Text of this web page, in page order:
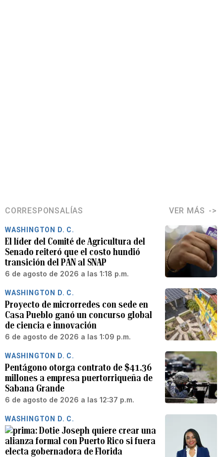
CORRESPONSALÍAS VER MÁS
WASHINGTON D. C.
El líder del Comité de Agricultura del
Senado reiteró que el costo hundió
transición del PAN al SNAP
6 de agosto de 2026 a las 1:18 p.m.
WASHINGTON D. C.
Proyecto de microrredes con sede en
Casa Pueblo ganó un concurso global
de ciencia e innovación
6 de agosto de 2026 a las 1:09 p.m.
WASHINGTON D. C.
Pentágono otorga contrato de $41.36
millones a empresa puertorriqueña de
Sabana Grande
6 de agosto de 2026 a las 12:37 p.m.
WASHINGTON D. C.
Dotie Joseph quiere crear una
alianza formal con Puerto Rico si fuera
electa gobernadora de Florida